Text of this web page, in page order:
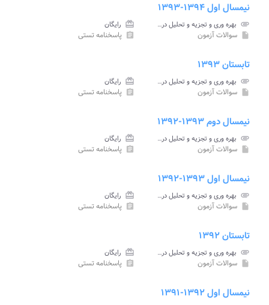
نیمسال اول ۱۳۹۴-۱۳۹۳
attachment بهره وری و تجزیه و تحلیل در بخش صنعت پیام نور card_giftcard رایگان
insert_drive_file سوالات آزمون assignment پاسخنامه تستی
تابستان ۱۳۹۳
attachment بهره وری و تجزیه و تحلیل در بخش صنعت پیام نور card_giftcard رایگان
insert_drive_file سوالات آزمون assignment پاسخنامه تستی
نیمسال دوم ۱۳۹۳-۱۳۹۲
attachment بهره وری و تجزیه و تحلیل در بخش صنعت پیام نور card_giftcard رایگان
insert_drive_file سوالات آزمون assignment پاسخنامه تستی
نیمسال اول ۱۳۹۳-۱۳۹۲
attachment بهره وری و تجزیه و تحلیل در بخش صنعت پیام نور card_giftcard رایگان
insert_drive_file سوالات آزمون assignment پاسخنامه تستی
تابستان ۱۳۹۲
attachment بهره وری و تجزیه و تحلیل در بخش صنعت پیام نور card_giftcard رایگان
insert_drive_file سوالات آزمون assignment پاسخنامه تستی
نیمسال اول ۱۳۹۲-۱۳۹۱